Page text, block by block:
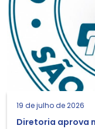
19 de julho de 2026
Diretoria aprova